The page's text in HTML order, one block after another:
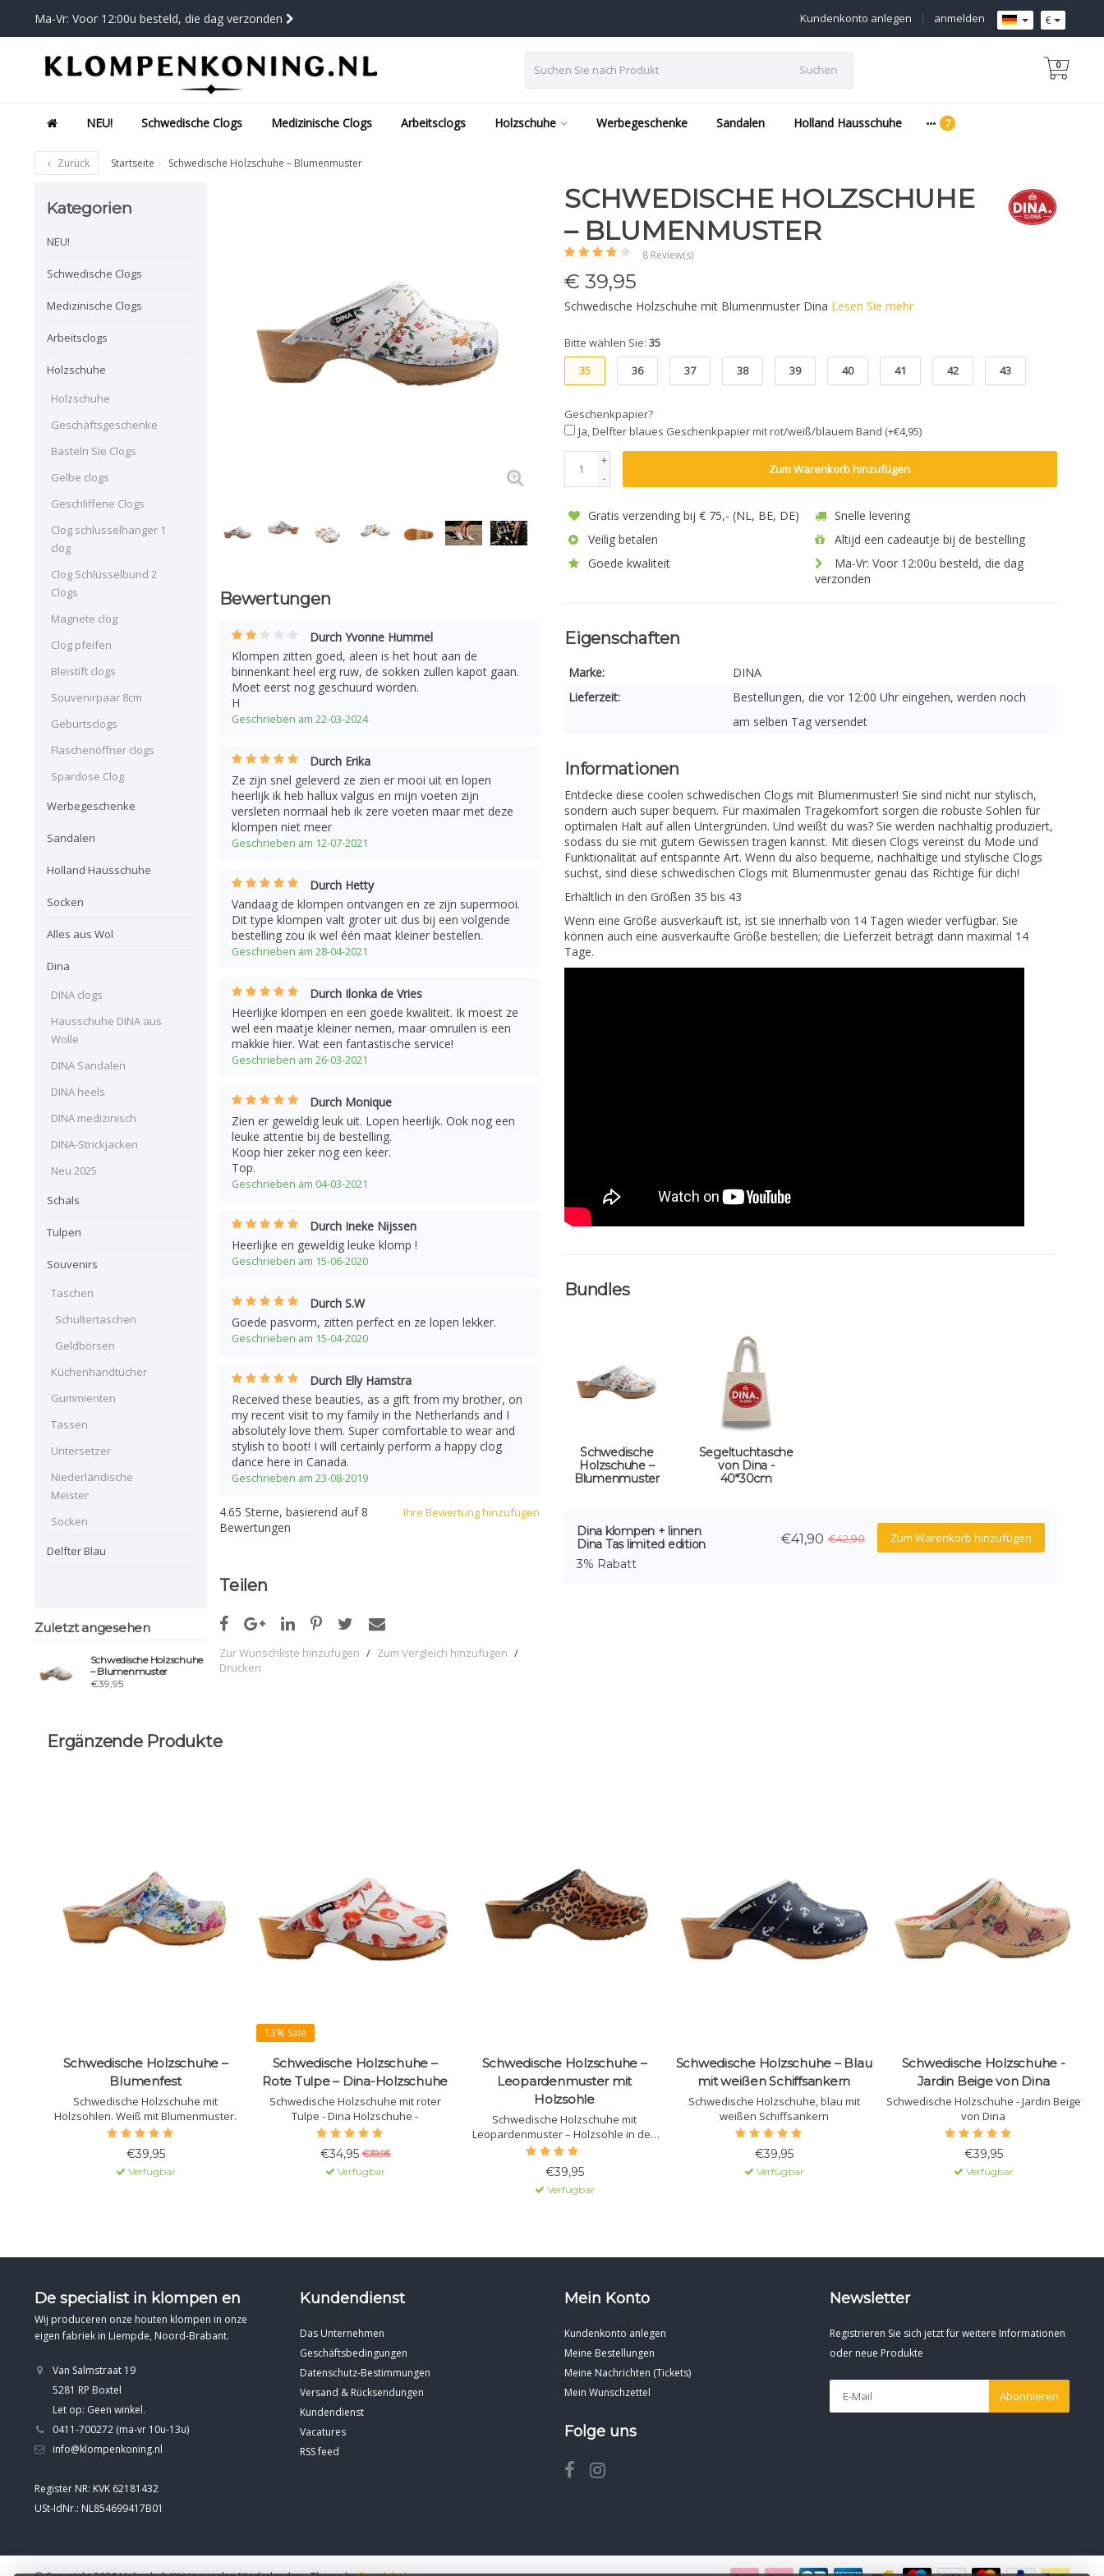
Ma-Vr: Voor 12:00u besteld, die dag verzonden €
anmelden
|
Kundenkonto anlegen
Suchen 0
NEU! Schwedische Clogs Medizinische Clogs Arbeitsclogs Holzschuhe Werbegeschenke Sandalen Holland Hausschuhe
Zurück Startseite Schwedische Holzschuhe – Blumenmuster
Kategorien
NEU!
Schwedische Clogs
Medizinische Clogs
Arbeitsclogs
Holzschuhe
Holzschuhe
Geschäftsgeschenke
Basteln Sie Clogs
Gelbe clogs
Geschliffene Clogs
Clog schlusselhanger 1
clog
Clog Schlüsselbund 2
Clogs
Magnete clog
Clog pfeifen
Bleistift clogs
Souvenirpaar 8cm
Geburtsclogs
Flaschenöffner clogs
Spardose Clog
Werbegeschenke
Sandalen
Holland Hausschuhe
Socken
Alles aus Wol
Dina
DINA clogs
Hausschuhe DINA aus
Wolle
DINA Sandalen
DINA heels
DINA medizinisch
DINA-Strickjacken
Neu 2025
Schals
Tulpen
Souvenirs
Taschen
Schultertaschen
Geldbörsen
Küchenhandtücher
Gummienten
Tassen
Untersetzer
Niederländische
Meister
Socken
Delfter Blau
Zuletzt angesehen
Schwedische Holzschuhe
– Blumenmuster
€39,95
Bewertungen
Durch Yvonne Hummel
Klompen zitten goed, aleen is het hout aan de
binnenkant heel erg ruw, de sokken zullen kapot gaan.
Moet eerst nog geschuurd worden.
H
Geschrieben am 22-03-2024
Durch Erika
Ze zijn snel geleverd ze zien er mooi uit en lopen
heerlijk ik heb hallux valgus en mijn voeten zijn
versleten normaal heb ik zere voeten maar met deze
klompen niet meer
Geschrieben am 12-07-2021
Durch Hetty
Vandaag de klompen ontvangen en ze zijn supermooi.
Dit type klompen valt groter uit dus bij een volgende
bestelling zou ik wel één maat kleiner bestellen.
Geschrieben am 28-04-2021
Durch Ilonka de Vries
Heerlijke klompen en een goede kwaliteit. Ik moest ze
wel een maatje kleiner nemen, maar omruilen is een
makkie hier. Wat een fantastische service!
Geschrieben am 26-03-2021
Durch Monique
Zien er geweldig leuk uit. Lopen heerlijk. Ook nog een
leuke attentie bij de bestelling.
Koop hier zeker nog een keer.
Top.
Geschrieben am 04-03-2021
Durch Ineke Nijssen
Heerlijke en geweldig leuke klomp !
Geschrieben am 15-06-2020
Durch S.W
Goede pasvorm, zitten perfect en ze lopen lekker.
Geschrieben am 15-04-2020
Durch Elly Hamstra
Received these beauties, as a gift from my brother, on
my recent visit to my family in the Netherlands and I
absolutely love them. Super comfortable to wear and
stylish to boot! I will certainly perform a happy clog
dance here in Canada.
Geschrieben am 23-08-2019
Ihre Bewertung hinzufügen
4.65 Sterne, basierend auf8
Bewertungen
Teilen
Zur Wunschliste hinzufügen / Zum Vergleich hinzufügen /
Drucken
SCHWEDISCHE HOLZSCHUHE
– BLUMENMUSTER
8 Review(s)
€ 39,95
Schwedische Holzschuhe mit Blumenmuster Dina Lesen Sie mehr
Bitte wählen Sie: 35
35
36 37 38 39 40 41 42 43
Geschenkpapier?
Ja, Delfter blaues Geschenkpapier mit rot/weiß/blauem Band (+€4,95)
+
-
Zum Warenkorb hinzufügen
Gratis verzending bij € 75,- (NL, BE, DE)
Snelle levering
Veilig betalen
Altijd een cadeautje bij de bestelling
Goede kwaliteit
Ma-Vr: Voor 12:00u besteld, die dag
verzonden
Eigenschaften
Marke:
DINA
Lieferzeit:
Bestellungen, die vor 12:00 Uhr eingehen, werden noch
am selben Tag versendet
Informationen
Entdecke diese coolen schwedischen Clogs mit Blumenmuster! Sie sind nicht nur stylisch,
sondern auch super bequem. Für maximalen Tragekomfort sorgen die robuste Sohlen für
optimalen Halt auf allen Untergründen. Und weißt du was? Sie werden nachhaltig produziert,
sodass du sie mit gutem Gewissen tragen kannst. Mit diesen Clogs vereinst du Mode und
Funktionalität auf entspannte Art. Wenn du also bequeme, nachhaltige und stylische Clogs
suchst, sind diese schwedischen Clogs mit Blumenmuster genau das Richtige für dich!
Erhältlich in den Größen 35 bis 43
Wenn eine Größe ausverkauft ist, ist sie innerhalb von 14 Tagen wieder verfügbar. Sie
können auch eine ausverkaufte Größe bestellen; die Lieferzeit beträgt dann maximal 14
Tage.
Bundles
Schwedische
Holzschuhe –
Blumenmuster
Segeltuchtasche
von Dina -
40*30cm
Dina klompen + linnen
Dina Tas limited edition
3% Rabatt
Zum Warenkorb hinzufügen
€42,90
€41,90
Ergänzende Produkte
Schwedische Holzschuhe –
Blumenfest
Schwedische Holzschuhe mit
Holzsohlen. Weiß mit Blumenmuster.
€39,95
Verfügbar
13% Sale
Schwedische Holzschuhe –
Rote Tulpe – Dina-Holzschuhe
Schwedische Holzschuhe mit roter
Tulpe - Dina Holzschuhe -
€34,95 €39,95
Verfügbar
Schwedische Holzschuhe –
Leopardenmuster mit
Holzsohle
Schwedische Holzschuhe mit
Leopardenmuster – Holzsohle in den
Größen 36 bis 40
€39,95
Verfügbar
Schwedische Holzschuhe – Blau
mit weißen Schiffsankern
Schwedische Holzschuhe, blau mit
weißen Schiffsankern
€39,95
Verfügbar
Schwedische Holzschuhe -
Jardin Beige von Dina
Schwedische Holzschuhe - Jardin Beige
von Dina
€39,95
Verfügbar
De specialist in klompen en
Wij produceren onze houten klompen in onze
eigen fabriek in Liempde, Noord-Brabant.
Van Salmstraat 19
5281 RP Boxtel
Let op: Geen winkel.
0411-700272 (ma-vr 10u-13u)
info@klompenkoning.nl
Register NR: KVK 62181432
USt-IdNr.: NL854699417B01
Kundendienst
Das Unternehmen
Geschäftsbedingungen
Datenschutz-Bestimmungen
Versand & Rücksendungen
Kundendienst
Vacatures
RSS feed
Mein Konto
Kundenkonto anlegen
Meine Bestellungen
Meine Nachrichten (Tickets)
Mein Wunschzettel
Folge uns
Newsletter
Registrieren Sie sich jetzt für weitere Informationen
oder neue Produkte
Abonnieren